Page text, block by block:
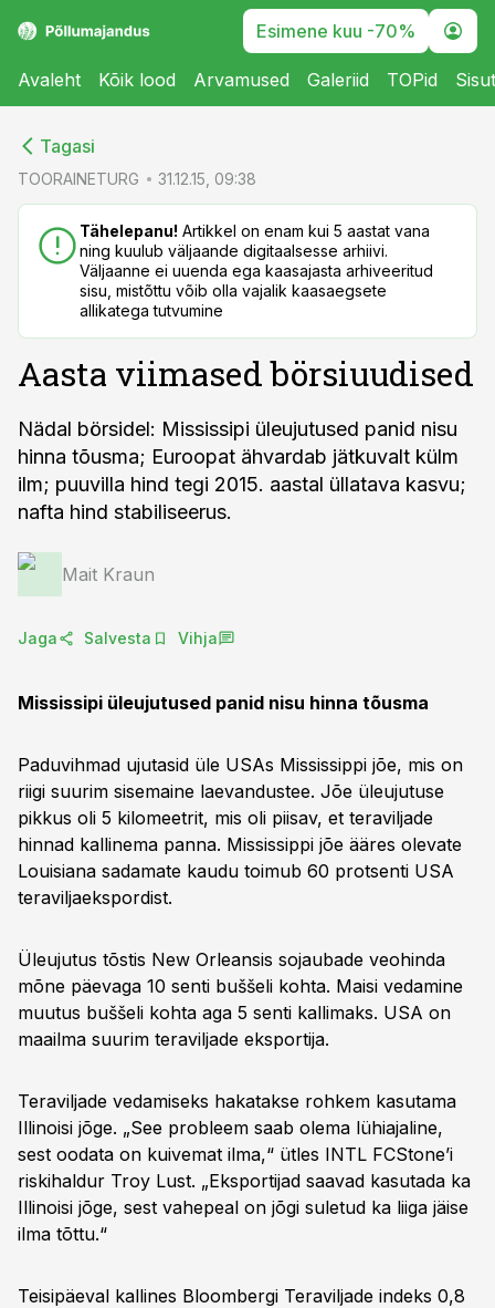
Esimene kuu -70%
Avaleht Kõik lood Arvamused Galeriid TOPid
Tagasi
TOORAINETURG 31.12.15, 09:38
Tähelepanu! Artikkel on enam kui 5 aastat vana
ning kuulub väljaande digitaalsesse arhiivi.
Väljaanne ei uuenda ega kaasajasta arhiveeritud
sisu, mistõttu võib olla vajalik kaasaegsete
allikatega tutvumine
Aasta viimased börsiuudised
Nädal börsidel: Mississipi üleujutused panid nisu
hinna tõusma; Euroopat ähvardab jätkuvalt külm
ilm; puuvilla hind tegi 2015. aastal üllatava kasvu;
nafta hind stabiliseerus.
Mait Kraun
Jaga Salvesta Vihja
Mississipi üleujutused panid nisu hinna tõusma
Paduvihmad ujutasid üle USAs Mississippi jõe, mis on
riigi suurim sisemaine laevandustee. Jõe üleujutuse
pikkus oli 5 kilomeetrit, mis oli piisav, et teraviljade
hinnad kallinema panna. Mississippi jõe ääres olevate
Louisiana sadamate kaudu toimub 60 protsenti USA
teraviljaekspordist.
Üleujutus tõstis New Orleansis sojaubade veohinda
mõne päevaga 10 senti buššeli kohta. Maisi vedamine
muutus buššeli kohta aga 5 senti kallimaks. USA on
maailma suurim teraviljade eksportija.
Teraviljade vedamiseks hakatakse rohkem kasutama
Illinoisi jõge. „See probleem saab olema lühiajaline,
sest oodata on kuivemat ilma,“ ütles INTL FCStone’i
riskihaldur Troy Lust. „Eksportijad saavad kasutada ka
Illinoisi jõge, sest vahepeal on jõgi suletud ka liiga jäise
ilma tõttu.“
Teisipäeval kallines Bloombergi Teraviljade indeks 0,8